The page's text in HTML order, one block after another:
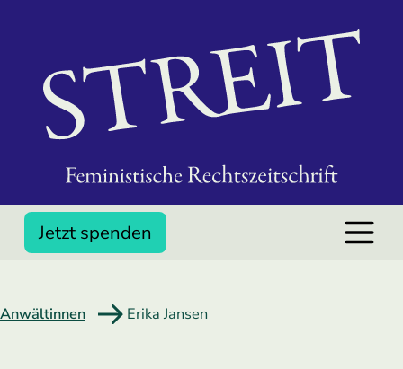
Jetzt spenden
Anwältinnen Erika Jansen